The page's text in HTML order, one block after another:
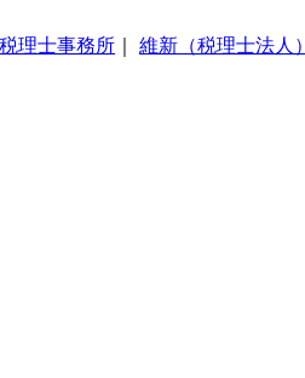
理士事務所 維新（税理士法人）